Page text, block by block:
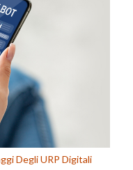
Degli URP Digitali